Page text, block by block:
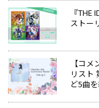
『THE
ストー
【コ
リスト
ど5曲